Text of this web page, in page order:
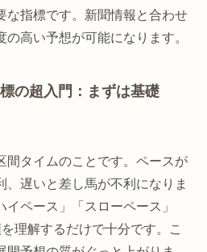
な指標です。新聞情報と合わせ
高い予想が可能になります。
の超入門：まずは基礎
間タイムのことです。ペースが
、遅いと差し馬が不利になりま
ペース」「スローペース」
理解するだけで十分です。こ